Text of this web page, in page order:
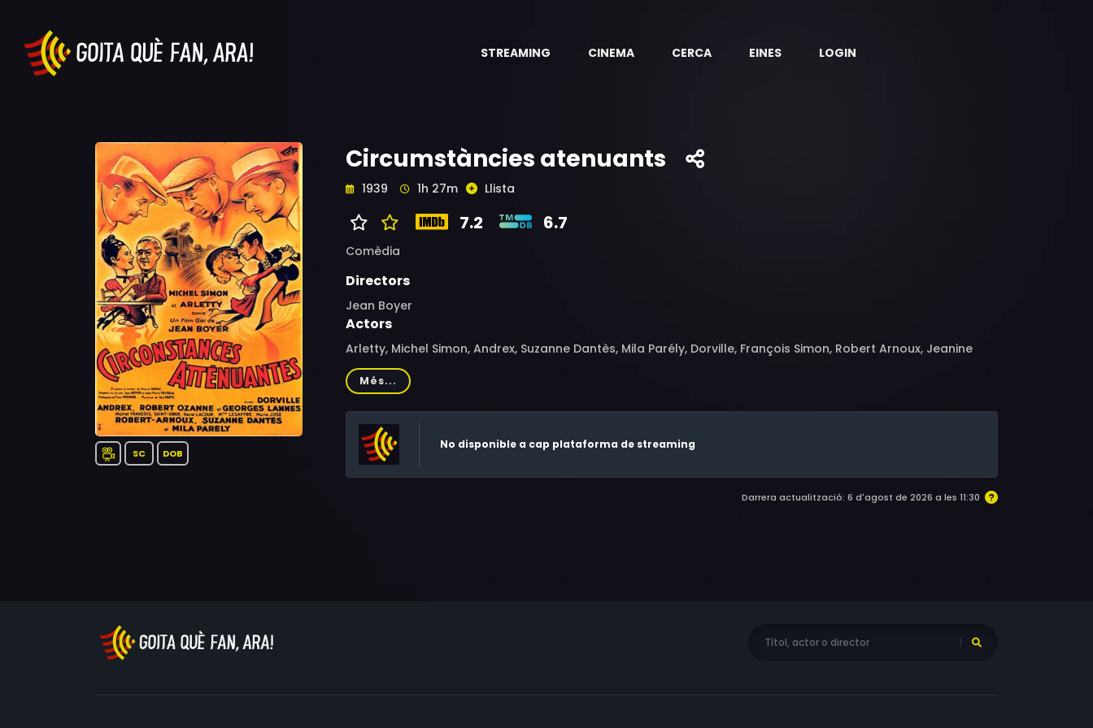
STREAMING CINEMA CERCA EINES LOGIN
SC DOB
Circumstàncies atenuants
1939 1h 27m Llista
7.2 6.7
Comèdia
Directors
Jean Boyer
Actors
Arletty, Michel Simon, Andrex, Suzanne Dantès, Mila Parély, Dorville, François Simon, Robert Arnoux, Jeanine
Roger, Robert Ozanne, Georges Lannes, Liliane Lesaffre, Émile Saint-Ober, Henri de Livry, Robert Sidonac, Julien
Barrot, Jean Hubert, Jacques Albert, Marie-José, Georges Bever, René Lacourt, Salinac
Més...
No disponible a cap plataforma de streaming
Darrera actualització: 6 d'agost de 2026 a les 11:30